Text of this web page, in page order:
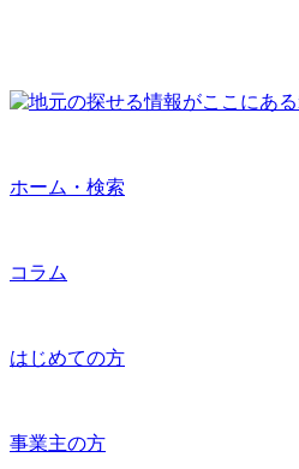
ホーム・検索
コラム
はじめての方
事業主の方